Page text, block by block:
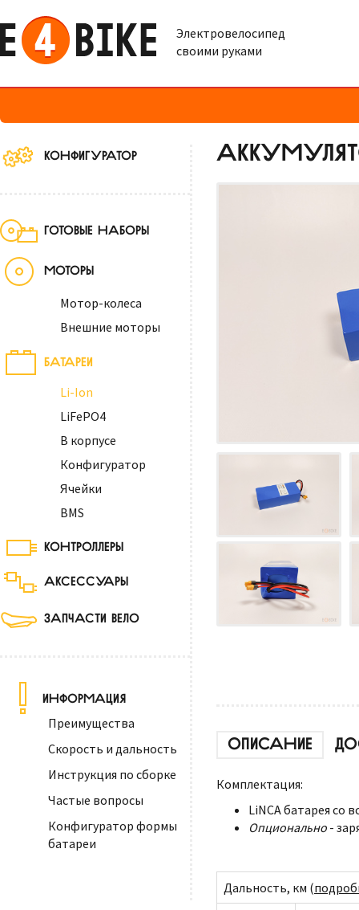
Электровелосипед
своими руками
КОНФИГУРАТОР
ГОТОВЫЕ НАБОРЫ
МОТОРЫ
Мотор-колеса
Внешние моторы
БАТАРЕИ
Li-Ion
LiFePO4
В корпусе
Конфигуратор
Ячейки
BMS
КОНТРОЛЛЕРЫ
АКСЕССУАРЫ
ЗАПЧАСТИ ВЕЛО
ИНФОРМАЦИЯ
Преимущества
Скорость и дальность
Инструкция по сборке
Частые вопросы
Конфигуратор формы
батареи
ОПИСАНИЕ
Комплектация:
LiNCA батарея со
Опционально -
Дальность, км (